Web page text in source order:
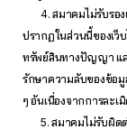
4. สมาคมไม่รับรอ
ปรากฏในส่วนนี้ของเว็
ทรัพย์สินทางปัญญา แล
รักษาความลับของข้อมู
ๆ อันเนื่องจากการละ
5. สมาคมไม่รับผิด